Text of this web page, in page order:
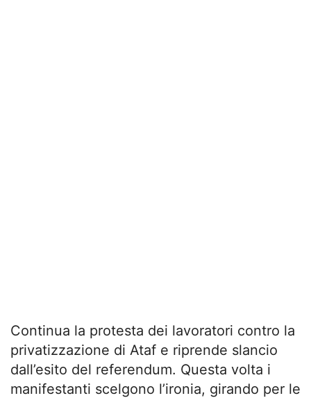
Continua la protesta dei lavoratori contro la
privatizzazione di Ataf e riprende slancio
dall’esito del referendum. Questa volta i
manifestanti scelgono l’ironia, girando per le